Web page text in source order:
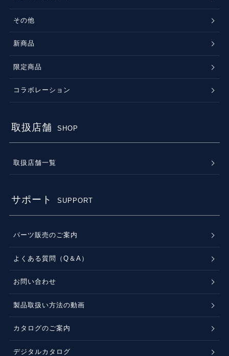
その他
新商品
限定商品
コラボレーション
取扱店舗 SHOP
取扱店舗一覧
サポート SUPPORT
パーツ販売のご案内
よくある質問（Q＆A）
お問い合わせ
製品取扱い方法の動画
カタログのご案内
デジタルカタログ